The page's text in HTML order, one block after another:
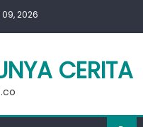
2026
CERITA